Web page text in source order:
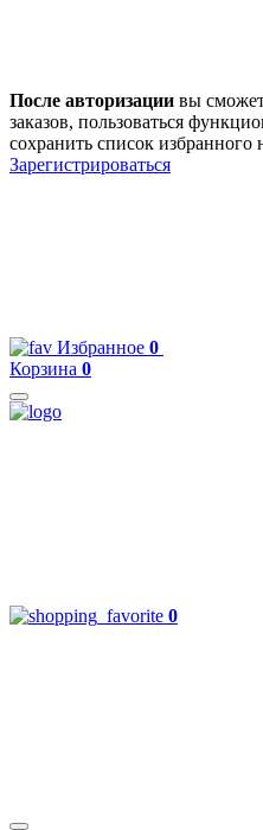
После авторизации вы
заказов, пользоваться
сохранить список избранного
Зарегистрироваться
Избранное 0
Корзина 0
0